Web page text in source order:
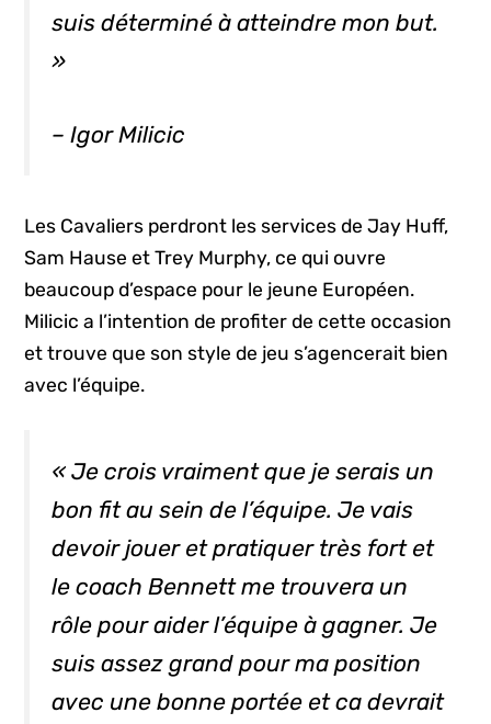
suis déterminé à atteindre mon but.
»
– Igor Milicic
Les Cavaliers perdront les services de Jay Huff,
Sam Hause et Trey Murphy, ce qui ouvre
beaucoup d’espace pour le jeune Européen.
Milicic a l’intention de profiter de cette occasion
et trouve que son style de jeu s’agencerait bien
avec l’équipe.
« Je crois vraiment que je serais un
bon fitau sein de l’équipe. Je vais
devoir jouer et pratiquer très fort et
lecoachBennett me trouvera un
rôle pour aider l’équipe à gagner. Je
suis assez grand pour ma position
avec une bonne portée et ca devrait